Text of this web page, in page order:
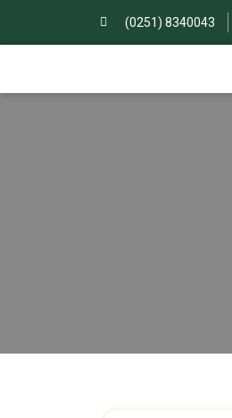
(0251) 8340043